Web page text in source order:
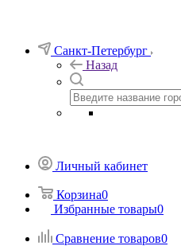
Санкт-Петербург
Назад
Личный кабинет
Корзина0
Избранные товары0
Сравнение товаров0